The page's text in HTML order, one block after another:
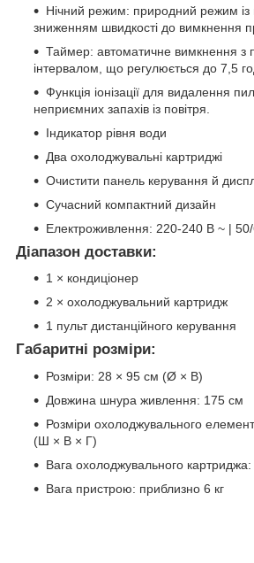
Нічний режим: природний режим із
зниженням швидкості до вимкнення
Таймер: автоматичне вимкнення з
інтервалом, що регулюється до 7,5
Функція іонізації для видалення
неприємних запахів із повітря.
Індикатор рівня води
Два охолоджувальні картриджі
Очистити панель керування й
Сучасний компактний дизайн
Електроживлення: 220-240 В ~ |
Діапазон доставки:
1 × кондиціонер
2 × охолоджувальний картридж
1 пульт дистанційного керування
Габаритні розміри:
Розміри: 28 × 95 см (Ø × В)
Довжина шнура живлення: 175 см
Розміри охолоджувального
(Ш × В × Г)
Вага охолоджувального картриджа:
Вага пристрою: приблизно 6 кг